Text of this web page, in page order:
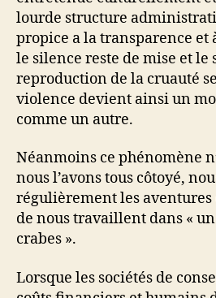
lourde structure
propice a la transparence et
le silence reste de mise et le
reproduction de la cruauté
violence devient ainsi un
comme un autre.
Néanmoins ce phénomène
nous l’avons tous côtoyé,
régulièrement les aventures
de nous travaillent dans «
crabes ».
Lorsque les sociétés de